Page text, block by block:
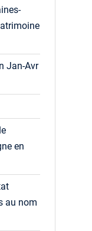
Jan-Avr
en
au nom